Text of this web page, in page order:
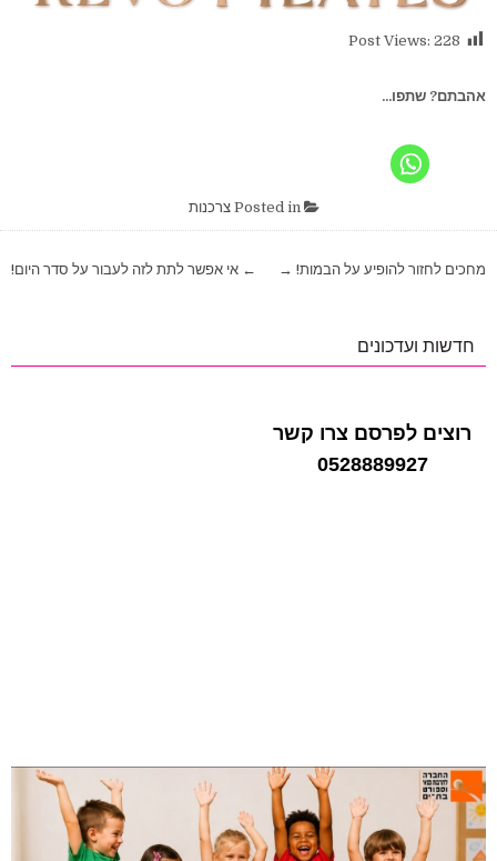
Post Views: 228
אהבתם? שתפו...
Posted in צרכנות
ניווט ← אי אפשר לתת לזה לעבור על סדר היום! מחכים לחזור להופיע על הבמות! →
חדשות ועדכונים
רוצים לפרסם צרו קשר
0528889927